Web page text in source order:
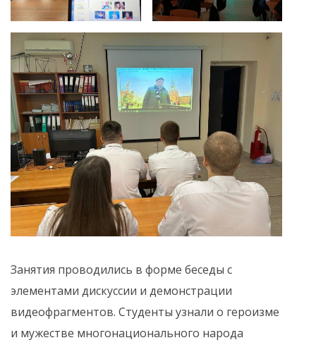
Занятия проводились в форме беседы с
элементами дискуссии и демонстрации
видеофрагментов. Студенты узнали о героизме
и мужестве многонационального народа